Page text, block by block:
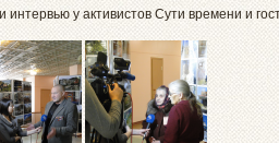
у активистов Сути времени и